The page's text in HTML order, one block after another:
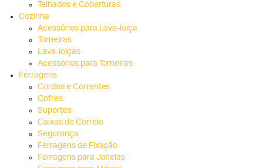
Telhados e Coberturas
Cozinha
Acessórios para Lava-loiça
Torneiras
Lava-loiças
Acessórios para Torneiras
Ferragens
Cordas e Correntes
Cofres
Suportes
Caixas de Correio
Segurança
Ferragens de Fixação
Ferragens para Janelas